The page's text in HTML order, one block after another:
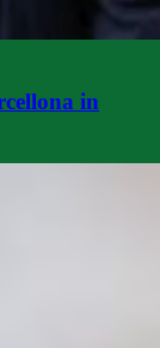
in